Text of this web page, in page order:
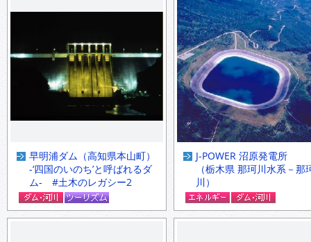
早明浦ダム（高知県本山町）
-‘四国のいのち’と呼ばれるダ
ム- #土木のレガシー2
J-POWER 沼原発電所
（栃木県 那珂川水系－那
川）